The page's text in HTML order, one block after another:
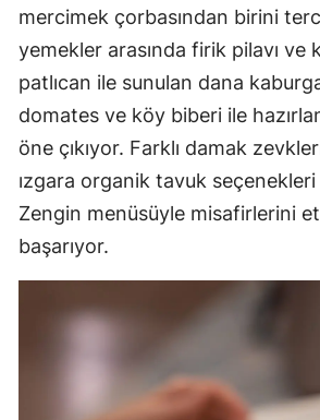
mercimek çorbasından birini
yemekler arasında firik pilavı ve
patlıcan ile sunulan dana
domates ve köy biberi ile
öne çıkıyor. Farklı damak
ızgara organik tavuk
Zengin menüsüyle misafirlerini
başarıyor.